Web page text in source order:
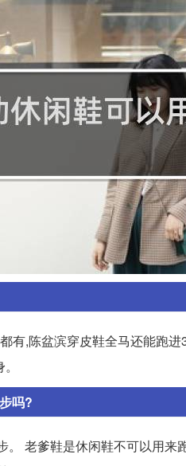
有,陈盆滨穿皮鞋全马还能跑
吗?
。 老爹鞋是休闲鞋不可以用